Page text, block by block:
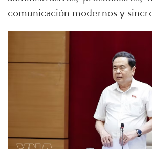
comunicación modernos y